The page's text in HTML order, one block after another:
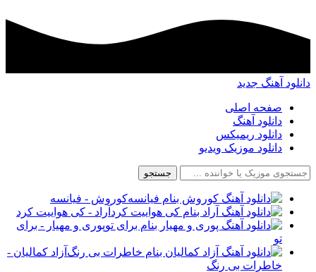
دانلود آهنگ جدید
صفحه اصلی
دانلود آهنگ
دانلود ریمیکس
دانلود موزیک ویدیو
جستجو
کوروش - فیانسه
آراد - کی هواییت کرد
پوری و مهیار - برای
تو
آزاد کمالیان -
خاطرات بی رنگ